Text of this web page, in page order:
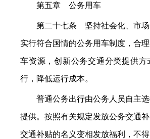
第五章 公务用车
第二十七条 坚持社会化、市场
实行符合国情的公务用车制度，合
车资源，创新公务交通分类提供方
行，降低运行成本。
普通公务出行由公务人员自主选
提供。按照有关规定发放公务交通
交通补贴的名义变相发放福利，不